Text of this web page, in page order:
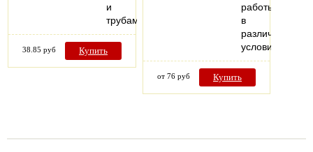
и
трубам…
38.85 руб Купить
работы
в
различных
условиях
от 76 руб Купить